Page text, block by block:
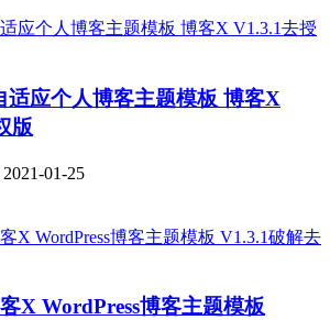
适应个人博客主题模板 博客X
版
2021-01-25
X WordPress博客主题模板